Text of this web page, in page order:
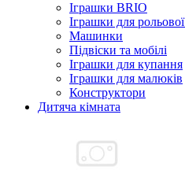
Іграшки BRIO
Іграшки для
Машинки
Підвіски та мобілі
Іграшки для купання
Іграшки для малюків
Конструктори
Дитяча кімната